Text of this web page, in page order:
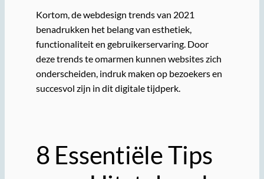
Kortom, de webdesign trends van 2021
benadrukken het belang van esthetiek,
functionaliteit en gebruikerservaring. Door
deze trends te omarmen kunnen websites zich
onderscheiden, indruk maken op bezoekers en
succesvol zijn in dit digitale tijdperk.
8 Essentiële Tips